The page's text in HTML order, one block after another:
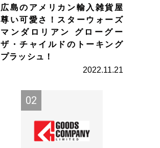
広島のアメリカン輸入雑貨屋
尊い可愛さ！スターウォーズ
マンダロリアン グローグー
ザ・チャイルドのトーキング
プラッシュ！
2022.11.21